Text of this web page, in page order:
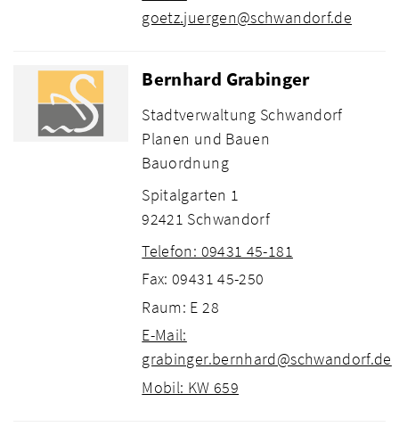
goetz.juergen@schwandorf.de
Bernhard Grabinger
Stadtverwaltung Schwandorf
Planen und Bauen
Bauordnung
Spitalgarten 1
92421 Schwandorf
Telefon: 09431 45-181
Fax: 09431 45-250
Raum: E 28
E-Mail:
grabinger.bernhard@schwandorf.de
Mobil: KW 659